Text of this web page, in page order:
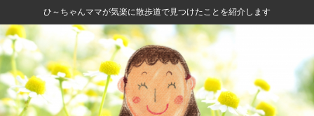
ひ～ちゃんママが気楽に散歩道で見つけたことを紹介します